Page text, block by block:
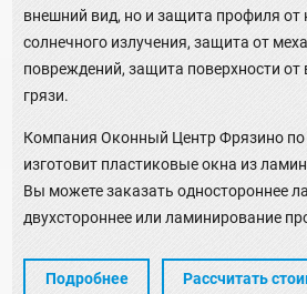
внешний вид, но и защита профиля от
солнечного излучения, защита от
повреждений, защита поверхности
грязи.
Компания Оконный Центр Фрязино
изготовит пластиковые окна из
Вы можете заказать одностороннее
двухстороннее или ламинирование
Подробнее Рассчитать